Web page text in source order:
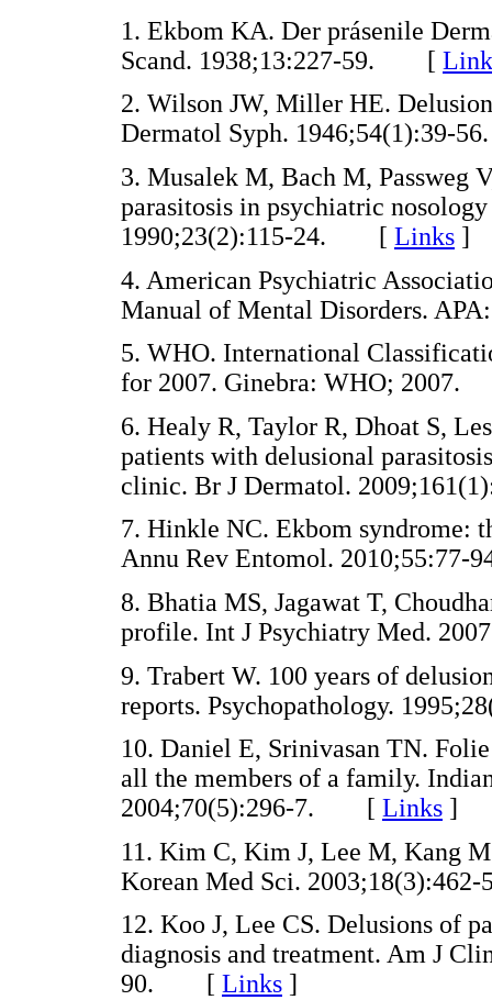
1. Ekbom KA. Der prásenile
Scand. 1938;13:227-59. [
2. Wilson JW, Miller HE.
Dermatol Syph.
3. Musalek M, Bach M, Passweg
parasitosis in psychiatric
1990;23(2):115-24. [ Links ]
4. American Psychiatric
Manual of Mental Disorders.
5. WHO. International
for 2007. Ginebra: WHO;
6. Healy R, Taylor R, Dhoat S,
patients with delusional
clinic. Br J Dermatol.
7. Hinkle NC. Ekbom syndrome:
Annu Rev Entomol.
8. Bhatia MS, Jagawat T,
profile. Int J Psychiatry Med.
9. Trabert W. 100 years of
reports. Psychopathology.
10. Daniel E, Srinivasan TN.
all the members of a family.
2004;70(5):296-7. [ Links ]
11. Kim C, Kim J, Lee M, Kang
Korean Med Sci.
12. Koo J, Lee CS. Delusions of
diagnosis and treatment. Am J
90. [ Links ]